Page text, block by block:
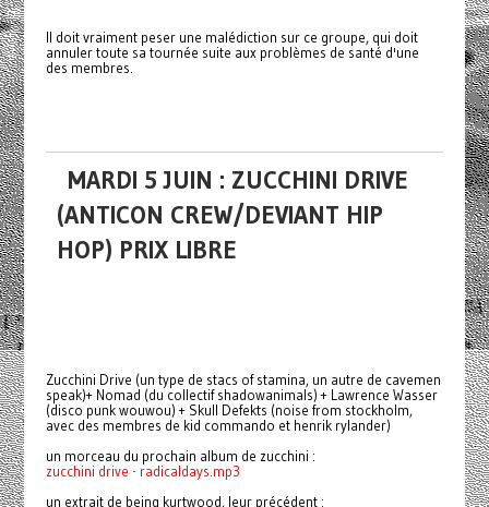
Il doit vraiment peser une malédiction sur ce groupe, qui doit
annuler toute sa tournée suite aux problèmes de santé d'une
des membres.
MARDI 5 JUIN : ZUCCHINI DRIVE
(ANTICON CREW/DEVIANT HIP
HOP) PRIX LIBRE
Zucchini Drive (un type de stacs of stamina, un autre de cavemen
speak)+ Nomad (du collectif shadowanimals) + Lawrence Wasser
(disco punk wouwou) + Skull Defekts (noise from stockholm,
avec des membres de kid commando et henrik rylander)
un morceau du prochain album de zucchini :
zucchini drive - radicaldays.mp3
un extrait de being kurtwood, leur précédent :